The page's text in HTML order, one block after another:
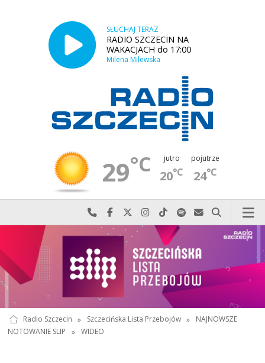
SŁUCHAJ TERAZ
RADIO SZCZECIN NA
WAKACJACH do 17:00
Milena Milewska
29°C jutro
20°C
pojutrze
24°C
Najlepiej po prostu do nas zadzwoń
Odwiedź nas na Facebook-u
Odwiedź nas na X
Odwiedź nas na Instagram-ie
Odwiedź nas na TikTok-u
Szukaj nas na Spotify
Wyślij do nas
Szukaj
Radio Szczecin » Szczecińska Lista Przebojów »
NAJNOWSZE
NOTOWANIE SLIP
» WIDEO